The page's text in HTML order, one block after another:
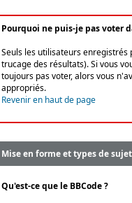
Pourquoi ne puis-je pas voter
Seuls les utilisateurs
trucage des résultats). Si vous
toujours pas voter, alors vous
appropriés.
Revenir en haut de page
Mise en forme et types de
Qu'est-ce que le BBCode ?